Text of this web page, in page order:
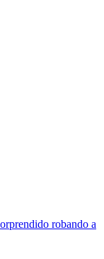
robando a